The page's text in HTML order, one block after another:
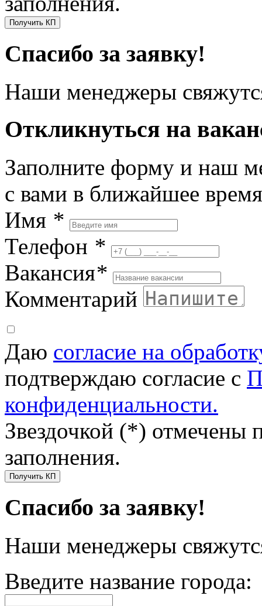
Получить КП
Спасибо за заявку!
Наши менеджеры
Откликнуться на
Заполните форму и наш
с вами в ближайшее время
Имя *
Телефон *
Вакансия*
Комментарий
Даю согласие на
подтверждаю согласие с
конфиденциальности.
Звездочкой (*) отмечены
заполнения.
Получить КП
Спасибо за заявку!
Наши менеджеры
Введите название города: